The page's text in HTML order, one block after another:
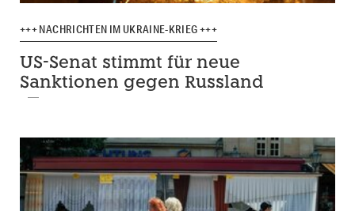
+++ NACHRICHTEN IM UKRAINE-KRIEG +++
US-Senat stimmt für neue
Sanktionen gegen Russland